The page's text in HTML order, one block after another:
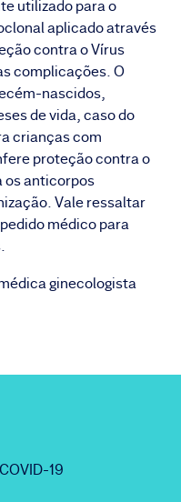
utilizado para o
aplicado através
contra o Vírus
complicações. O
nascidos,
de vida, caso do
crianças com
proteção contra o
os anticorpos
Vale ressaltar
médico para
ginecologista
COVID-19